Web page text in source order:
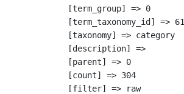
            [term_group] => 0
            [term_taxonomy_id] => 61
            [taxonomy] => category
            [description] =>
            [parent] => 0
            [count] => 304
            [filter] => raw